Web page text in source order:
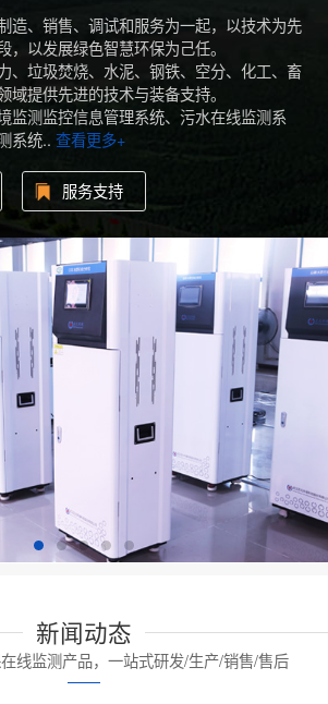
造、销售、调试和服务为一起，以技术为先
，以发展绿色智慧环保为己任。
、垃圾焚烧、水泥、钢铁、空分、化工、畜
域提供先进的技术与装备支持。
监测监控信息管理系统、污水在线监测系
系统.. 查看更多+
服务支持
新闻动态
线监测产品，一站式研发/生产/销售/售后